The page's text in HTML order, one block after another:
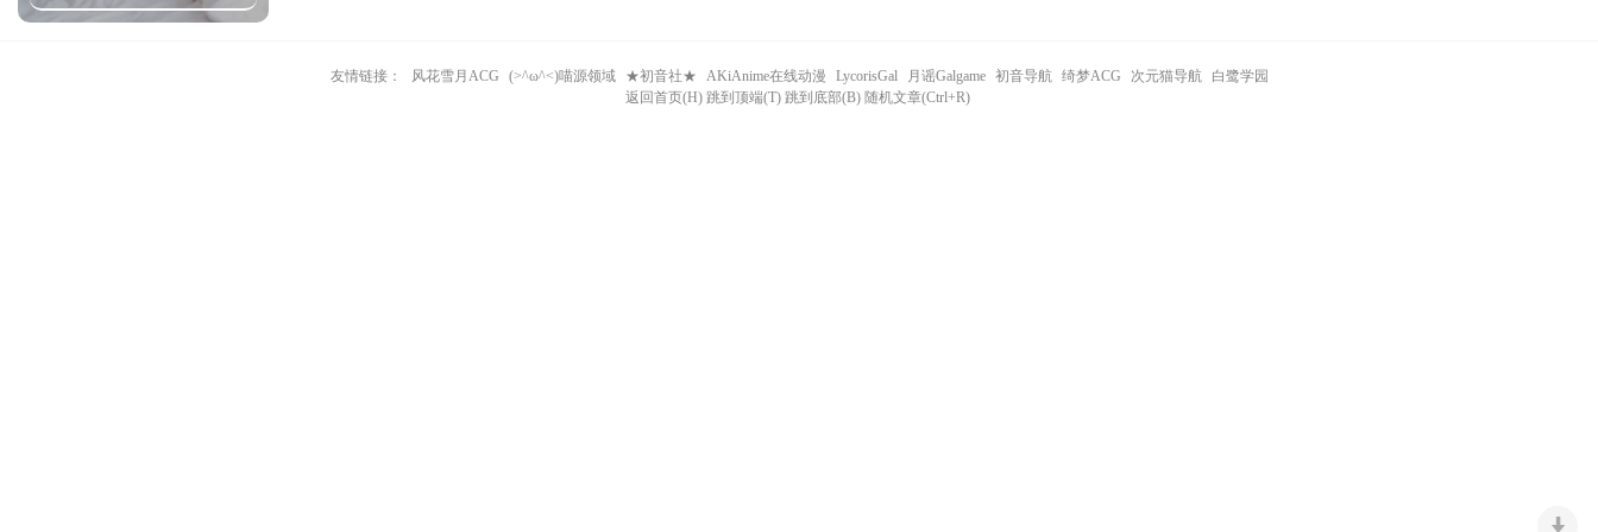
友情链接： 风花雪月ACG (>^ω^<)喵源领域 ★初音社★ AKiAnime在线动漫 LycorisGal 月谣Galgame 初音导航 绮梦ACG 次元猫导航
白鹭学园
返回首页(H) 跳到顶端(T) 跳到底部(B) 随机文章(Ctrl+R)